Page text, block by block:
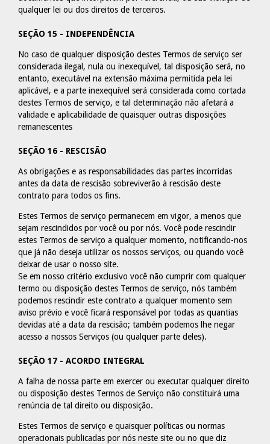
qualquer lei ou dos direitos de terceiros.
SEÇÃO 15 - INDEPENDÊNCIA
No caso de qualquer disposição destes Termos de serviço ser
considerada ilegal, nula ou inexequível, tal disposição será, no
entanto, executável na extensão máxima permitida pela lei
aplicável, e a parte inexequível será considerada como cortada
destes Termos de serviço, e tal determinação não afetará a
validade e aplicabilidade de quaisquer outras disposições
remanescentes
SEÇÃO 16 - RESCISÃO
As obrigações e as responsabilidades das partes incorridas
antes da data de rescisão sobreviverão à rescisão deste
contrato para todos os fins.
Estes Termos de serviço permanecem em vigor, a menos que
sejam rescindidos por você ou por nós. Você pode rescindir
estes Termos de serviço a qualquer momento, notificando-nos
que já não deseja utilizar os nossos serviços, ou quando você
deixar de usar o nosso site.
Se em nosso critério exclusivo você não cumprir com qualquer
termo ou disposição destes Termos de serviço, nós também
podemos rescindir este contrato a qualquer momento sem
aviso prévio e você ficará responsável por todas as quantias
devidas até a data da rescisão; também podemos lhe negar
acesso a nossos Serviços (ou qualquer parte deles).
SEÇÃO 17 - ACORDO INTEGRAL
A falha de nossa parte em exercer ou executar qualquer direito
ou disposição destes Termos de Serviço não constituirá uma
renúncia de tal direito ou disposição.
Estes Termos de serviço e quaisquer políticas ou normas
operacionais publicadas por nós neste site ou no que diz